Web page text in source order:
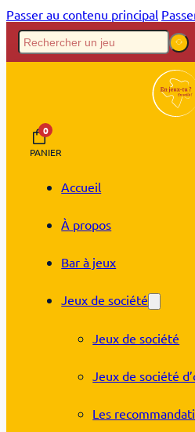
Passer au contenu principal
0
PANIER
Accueil
À propos
Bar à jeux
Jeux de société
Jeux de société
Jeux de société
Les